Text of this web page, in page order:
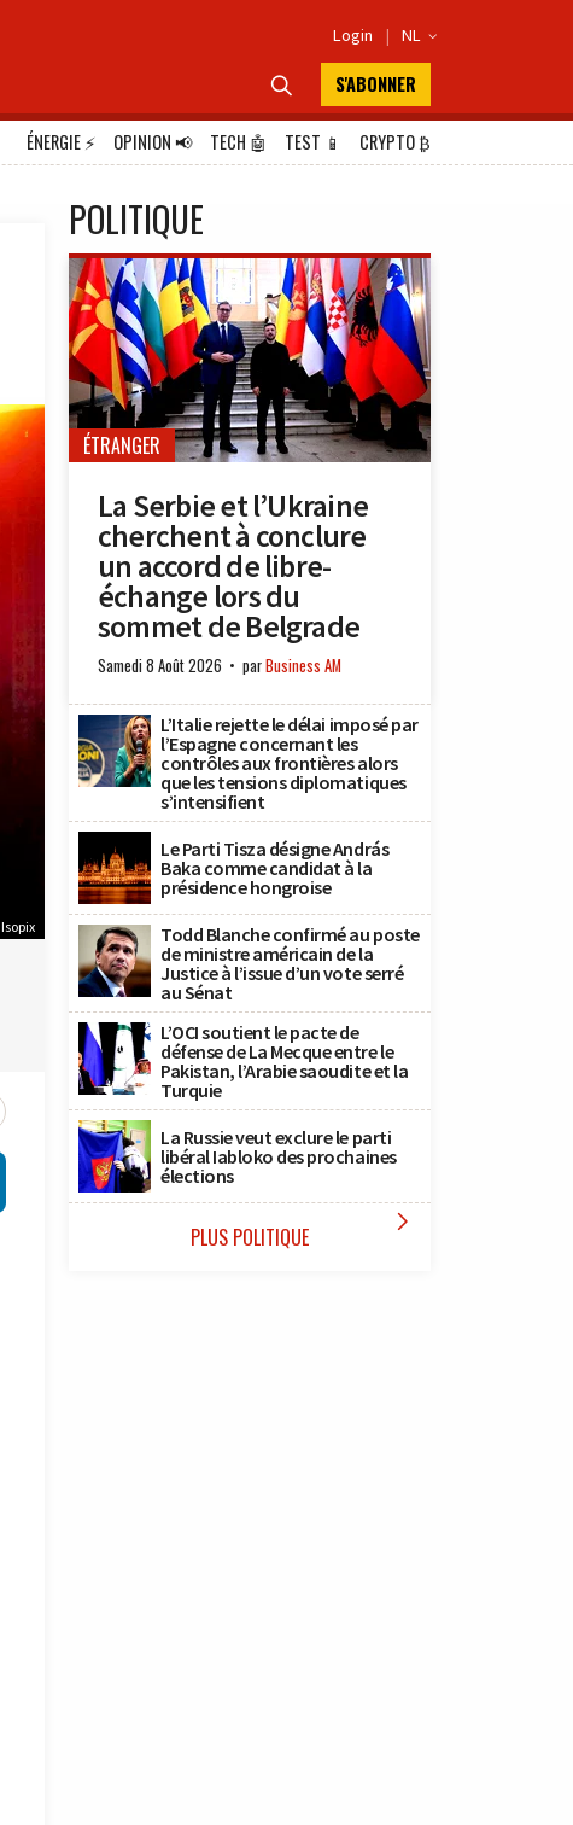
Login | NL 
 S'ABONNER
ÉNERGIE⚡ OPINION📢 TECH 🤖 TEST 📱 CRYPTO₿
Isopix
POLITIQUE
ÉTRANGER
La Serbie et l’Ukraine
cherchent à conclure
un accord de libre-
échange lors du
sommet de Belgrade
Samedi 8 Août 2026 parBusiness AM
L’Italie rejette le délai imposé par
l’Espagne concernant les
contrôles aux frontières alors
que les tensions diplomatiques
s’intensifient
Le Parti Tisza désigne András
Baka comme candidat à la
présidence hongroise
Todd Blanche confirmé au poste
de ministre américain de la
Justice à l’issue d’un vote serré
au Sénat
L’OCI soutient le pacte de
défense de La Mecque entre le
Pakistan, l’Arabie saoudite et la
Turquie
La Russie veut exclure le parti
libéral Iabloko des prochaines
élections
PLUS POLITIQUE 